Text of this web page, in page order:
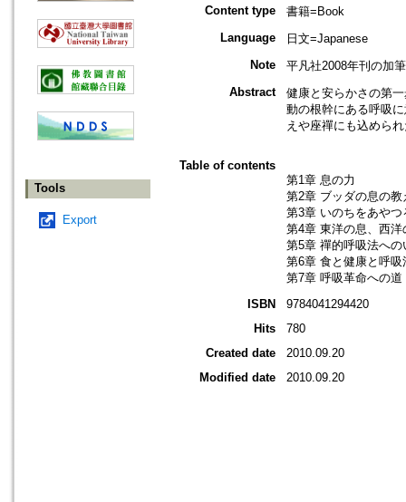
Tools
Export
Content type
書籍=Book
Language
日文=Japanese
Note
平凡社2008年刊の加
Abstract
健康と安らかさの第
動の根幹にある呼吸
えや座禪にも込めら
Table of contents
第1章 息の力
第2章 ブッダの息の教
第3章 いのちをあやつ
第4章 東洋の息、西洋
第5章 禪的呼吸法への
第6章 食と健康と呼吸
第7章 呼吸革命への道
ISBN
9784041294420
Hits
780
Created date
2010.09.20
Modified date
2010.09.20